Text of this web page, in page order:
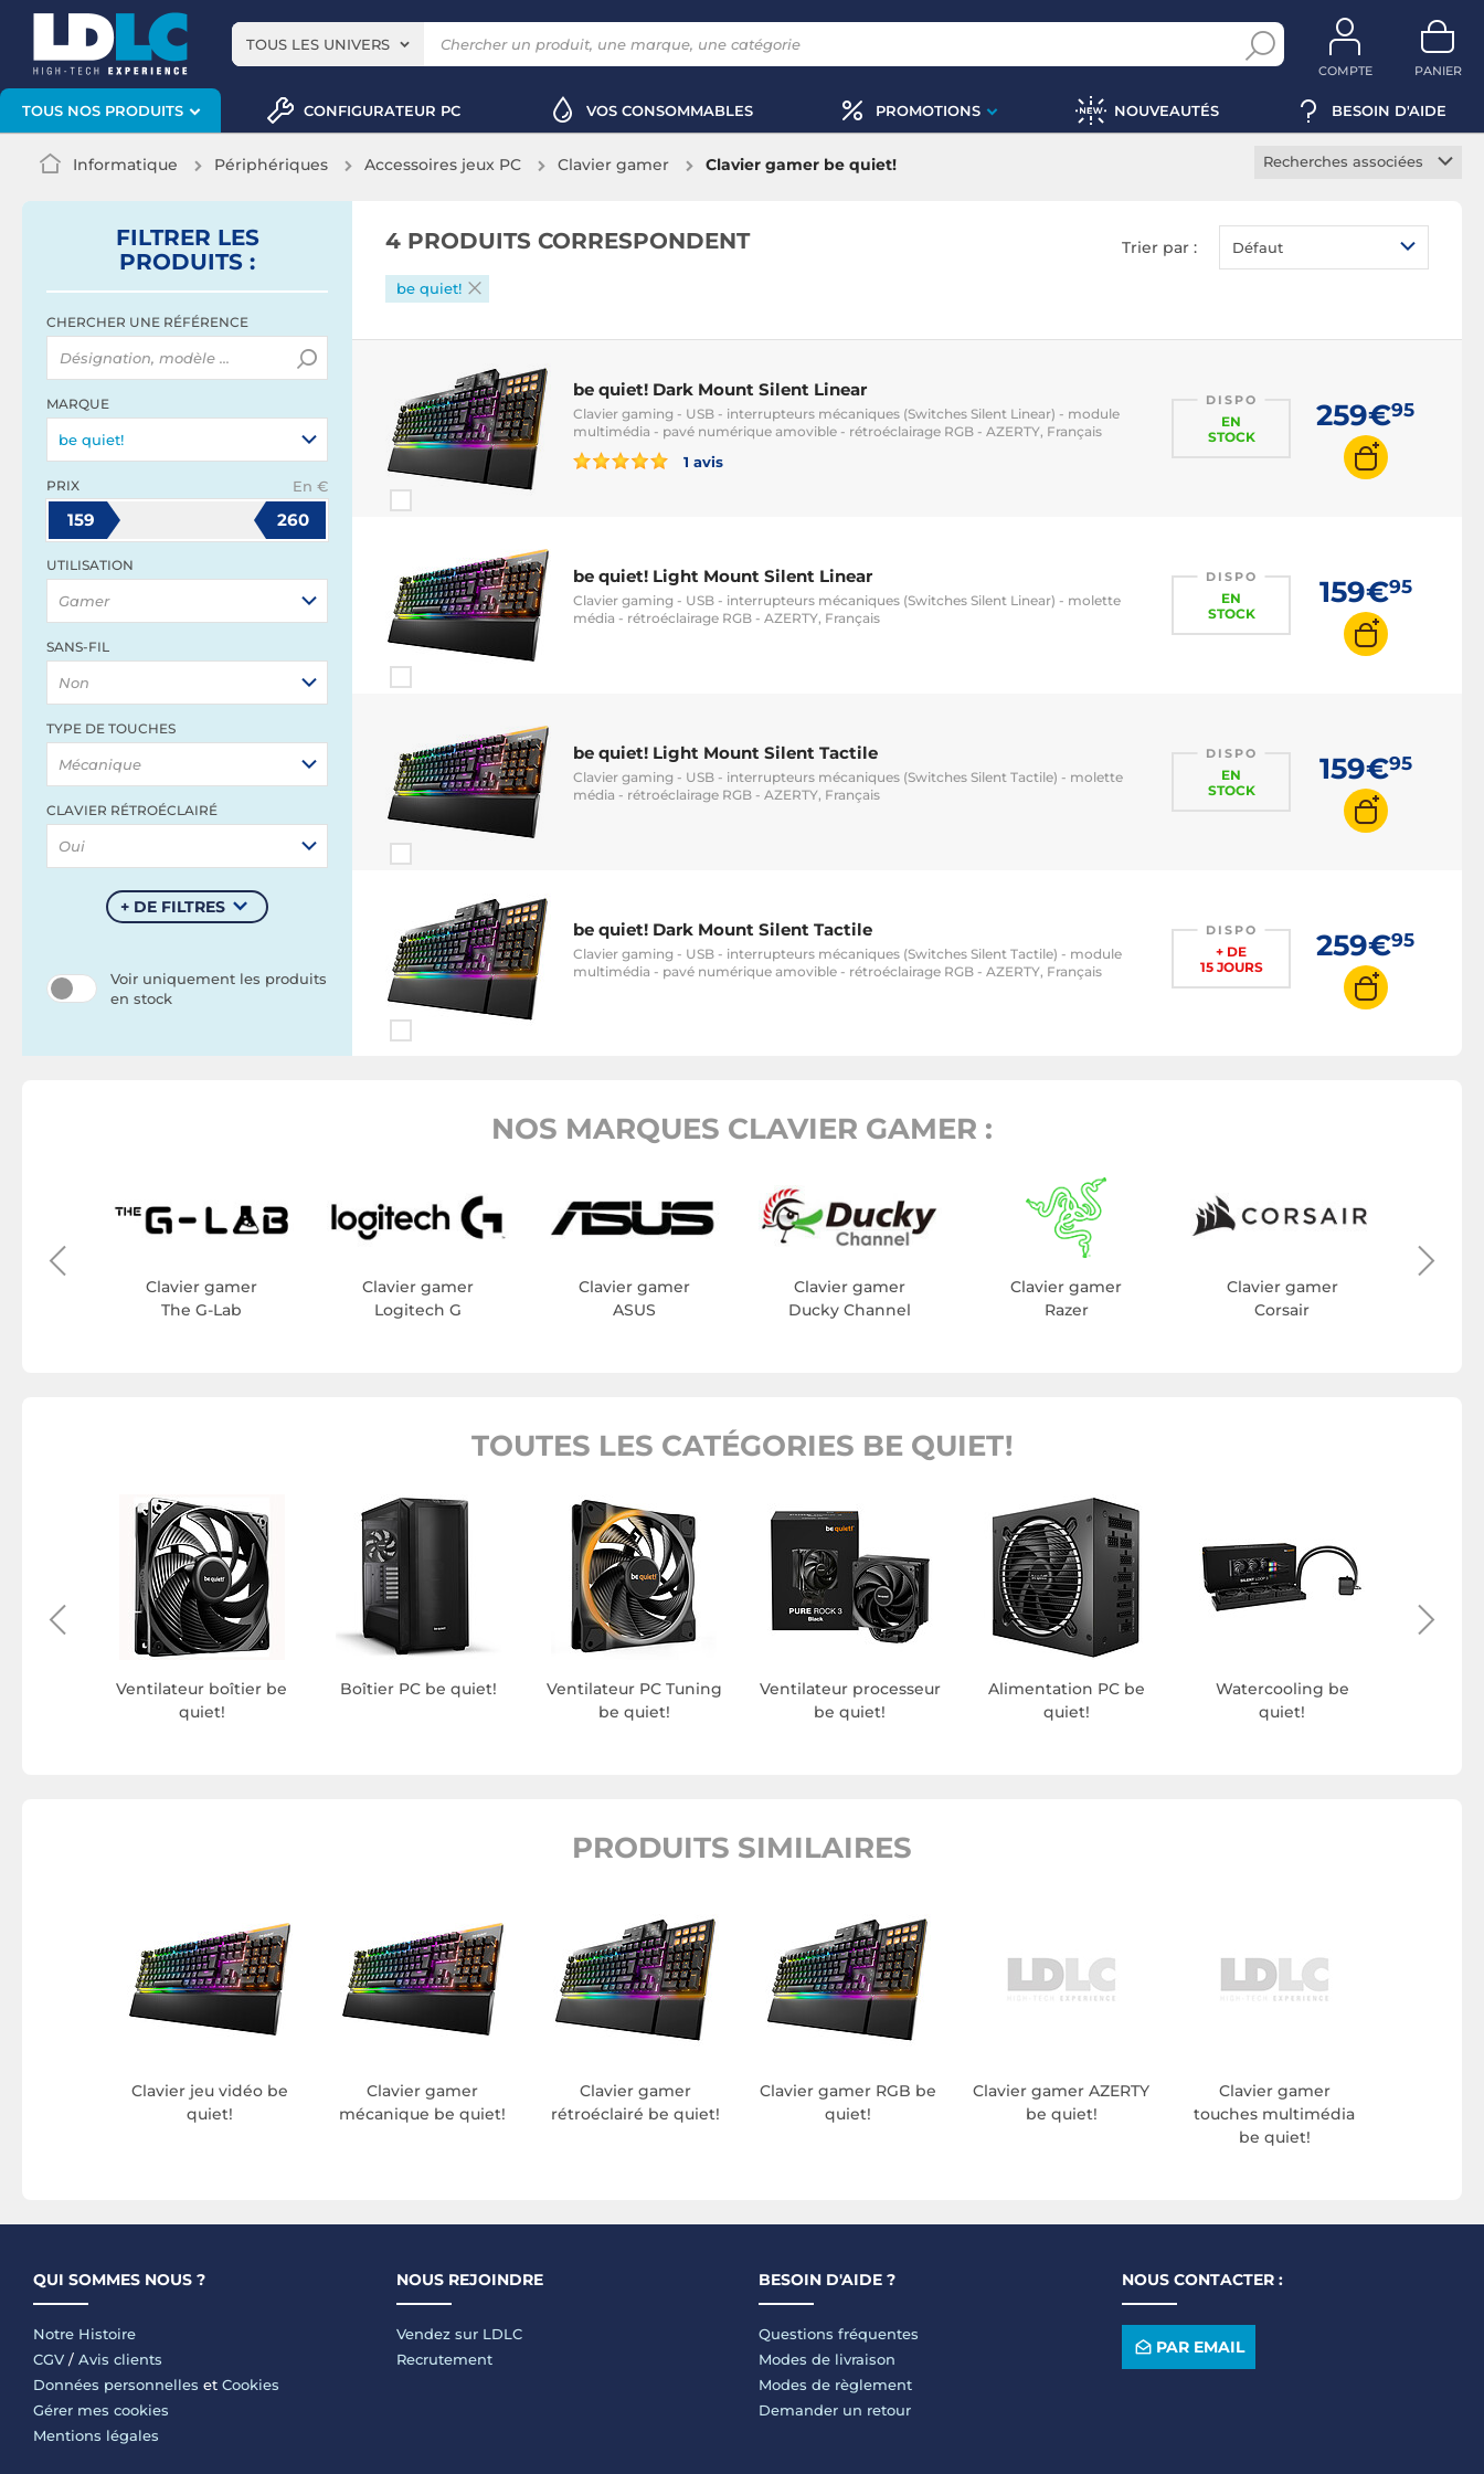
TOUS LES UNIVERS
COMPTE PANIER
TOUS NOS PRODUITS CONFIGURATEUR PC VOS CONSOMMABLES PROMOTIONS NOUVEAUTÉS BESOIN D'AIDE
Informatique Périphériques Accessoires jeux PC Clavier gamer Clavier gamer be quiet!
Recherches associées
Clavier gamer RGB
FILTRER LES
PRODUITS :
CHERCHER UNE RÉFÉRENCE
MARQUE
be quiet!
PRIX En €
159 260
UTILISATION
Gamer
SANS-FIL
Non
TYPE DE TOUCHES
Mécanique
CLAVIER RÉTROÉCLAIRÉ
Oui
+ DE FILTRES
Voir uniquement les produits
en stock
4 PRODUITS CORRESPONDENT Trier par : Défaut
be quiet!
be quiet! Dark Mount Silent Linear
Clavier gaming - USB - interrupteurs mécaniques (Switches Silent Linear) - module
multimédia - pavé numérique amovible - rétroéclairage RGB - AZERTY, Français
1 avis
DISPO
EN
STOCK
259€95
be quiet! Light Mount Silent Linear
Clavier gaming - USB - interrupteurs mécaniques (Switches Silent Linear) - molette
média - rétroéclairage RGB - AZERTY, Français
DISPO
EN
STOCK
159€95
be quiet! Light Mount Silent Tactile
Clavier gaming - USB - interrupteurs mécaniques (Switches Silent Tactile) - molette
média - rétroéclairage RGB - AZERTY, Français
DISPO
EN
STOCK
159€95
be quiet! Dark Mount Silent Tactile
Clavier gaming - USB - interrupteurs mécaniques (Switches Silent Tactile) - module
multimédia - pavé numérique amovible - rétroéclairage RGB - AZERTY, Français
DISPO
+ DE
15 JOURS
259€95
NOS MARQUES CLAVIER GAMER :
Clavier gamer
The G-Lab
Clavier gamer
Logitech G
Clavier gamer
ASUS
Clavier gamer
Ducky Channel
Clavier gamer
Razer
Clavier gamer
Corsair
TOUTES LES CATÉGORIES BE QUIET!
Ventilateur boîtier be
quiet!
Boîtier PC be quiet!
Ventilateur PC Tuning
be quiet!
Ventilateur processeur
be quiet!
Alimentation PC be
quiet!
Watercooling be
quiet!
PRODUITS SIMILAIRES
Clavier jeu vidéo be
quiet!
Clavier gamer
mécanique be quiet!
Clavier gamer
rétroéclairé be quiet!
Clavier gamer RGB be
quiet!
Clavier gamer AZERTY
be quiet!
Clavier gamer
touches multimédia
be quiet!
QUI SOMMES NOUS ?
Notre Histoire
CGV / Avis clients
Données personnelles et Cookies
Gérer mes cookies
Mentions légales
NOUS REJOINDRE
Vendez sur LDLC
Recrutement
BESOIN D'AIDE ?
Questions fréquentes
Modes de livraison
Modes de règlement
Demander un retour
NOUS CONTACTER :
PAR EMAIL